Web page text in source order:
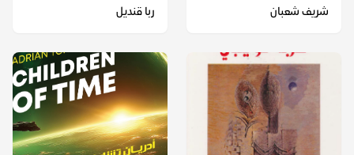
شريف شعبان
ربا قنديل